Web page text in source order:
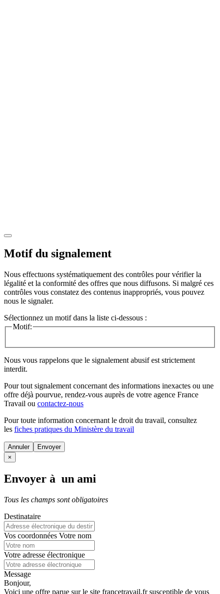
Motif du signalement
Nous effectuons systématiquement des contrôles pour vérifier la
légalité et la conformité des offres que nous diffusons. Si malgré ces
contrôles vous constatez des contenus inappropriés, vous pouvez
nous le signaler.
Sélectionnez un motif dans la liste ci-dessous :
Motif:
Nous vous rappelons que le signalement abusif est strictement
interdit.
Pour tout signalement concernant des informations inexactes ou une
offre déjà pourvue, rendez-vous auprès de votre agence France
Travail ou contactez-nous
Pour toute information concernant le droit du travail, consultez
les fiches pratiques du Ministère du travail
Annuler
×
Envoyer à un ami
Tous les champs sont obligatoires
Destinataire
Vos coordonnées Votre nom
Votre adresse électronique
Message
Bonjour,
Voici une offre parue sur le site francetravail.fr susceptible de vous